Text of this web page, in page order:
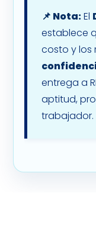
📌 Nota:El
establece
costo y los
entrega a
aptitud,
trabajador.